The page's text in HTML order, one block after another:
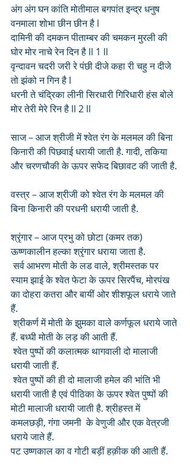
अंग अंग घन कांति मोतीमाल बगपांत इन्द्र धनुष
वनमाला शोभा छीन छीन है l
दामिनी की दमकन पीताम्बर की चमकन मुरली की
घोर मोर नाचे रेन दिन है ll 1 ll
वृन्दावन चदरी जरी रे पंछी दीजे कहा री चहु न दीजे
तो झंको न गिन है l
धरनी ते चंद्रिका लीनी सिरधारी गिरिधारी हंस बोले
मोर तेरी मेरे रिन है ll 2 ll
साज – आज श्रीजी में श्वेत रंग के मलमल की बिना
किनारी की पिछवाई धरायी जाती है. गादी, तकिया
और चरणचौकी के ऊपर सफेद बिछावट की जाती है.
वस्त्र – आज श्रीजी को श्वेत रंग के मलमल की
बिना किनारी की परधनी धरायी जाती है.
श्रृंगार – आज प्रभु को छोटा (कमर तक)
ऊष्णकालीन हल्का श्रृंगार धराया जाता है.
सर्व आभरण मोती के लड वाले, श्रीमस्तक पर
स्याम झाई के श्वेत फेटा के ऊपर सिरपैंच, मोरपंख
का दोहरा कतरा और बायीं ओर शीशफूल धराये जाते
हैं.
श्रीकर्ण में मोती के झुमका वाले कर्णफूल धराये जाते
हैं. बध्घी मोती के लड़ की आती हैं.
श्वेत पुष्पों की कलात्मक थागवाली दो मालाजी
धरायी जाती हैं.
श्वेत पुष्पों की ही दो मालाजी हमेल की भांति भी
धरायी जाती है एवं पीठिका के ऊपर श्वेत पुष्पों की
मोटी मालाजी धरायी जाती है. श्रीहस्त में
कमलछड़ी, गंगा जमनी  के वेणुजी और एक वेत्रजी
धराये जाते हैं.
पट उष्णकाल का व गोटी बड़ीं हक़ीक की आती हैं.